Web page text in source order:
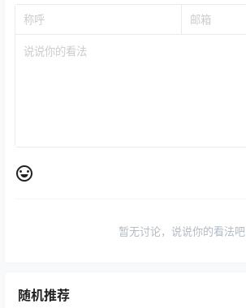
暂无讨论，说说你的看法吧
随机推荐